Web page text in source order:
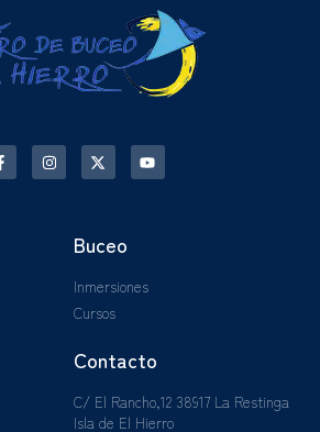
Buceo
Inmersiones
Cursos
Contacto
C/ El Rancho,12 38917 La Restinga
Isla de El Hierro